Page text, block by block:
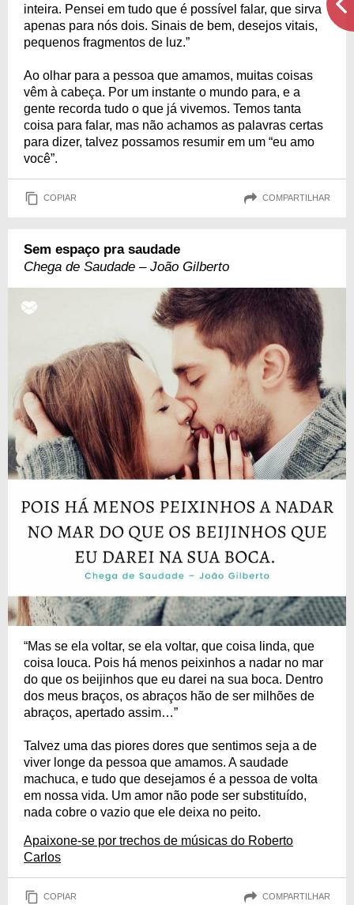
inteira. Pensei em tudo que é possível falar, que sirva
apenas para nós dois. Sinais de bem, desejos vitais,
pequenos fragmentos de luz.”
Ao olhar para a pessoa que amamos, muitas coisas
vêm à cabeça. Por um instante o mundo para, e a
gente recorda tudo o que já vivemos. Temos tanta
coisa para falar, mas não achamos as palavras certas
para dizer, talvez possamos resumir em um “eu amo
você”.
COPIAR COMPARTILHAR
Sem espaço pra saudade
Chega de Saudade – João Gilberto
“Mas se ela voltar, se ela voltar, que coisa linda, que
coisa louca. Pois há menos peixinhos a nadar no mar
do que os beijinhos que eu darei na sua boca. Dentro
dos meus braços, os abraços hão de ser milhões de
abraços, apertado assim…”
Talvez uma das piores dores que sentimos seja a de
viver longe da pessoa que amamos. A saudade
machuca, e tudo que desejamos é a pessoa de volta
em nossa vida. Um amor não pode ser substituído,
nada cobre o vazio que ele deixa no peito.
Apaixone-se por trechos de músicas do Roberto
Carlos
COPIAR COMPARTILHAR